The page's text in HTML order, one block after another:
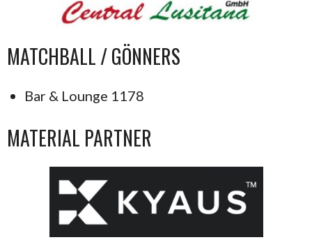
MATCHBALL / GÖNNERS
Bar & Lounge 1178
MATERIAL PARTNER